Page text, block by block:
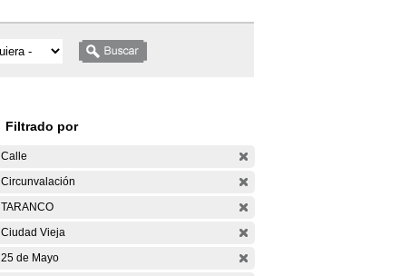
Filtrado por
Calle
Circunvalación
TARANCO
Ciudad Vieja
25 de Mayo